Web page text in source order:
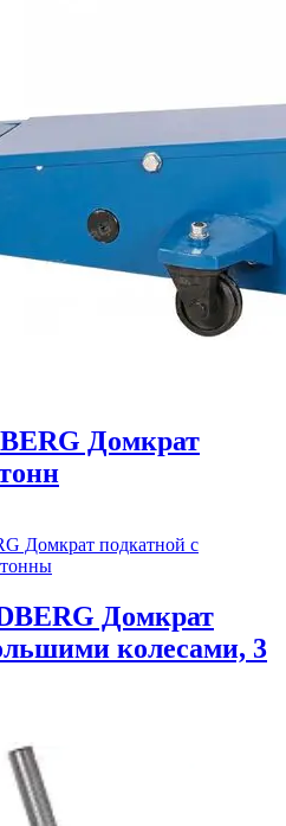
Домкрат
Домкрат
колесами, 3